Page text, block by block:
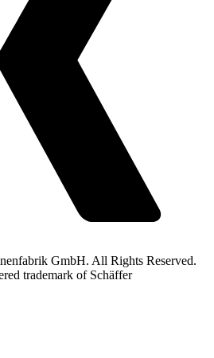
GmbH. All Rights Reserved.
trademark of Schäffer